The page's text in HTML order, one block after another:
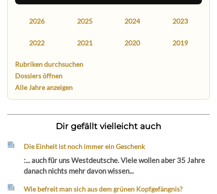
2026 2025 2024 2023
2022 2021 2020 2019
Rubriken durchsuchen
Dossiers öffnen
Alle Jahre anzeigen
Dir gefällt vielleicht auch
Die Einheit ist noch immer ein Geschenk
:... auch für uns Westdeutsche. Viele wollen aber 35 Jahre
danach nichts mehr davon wissen...
Wie befreit man sich aus dem grünen Kopfgefängnis?